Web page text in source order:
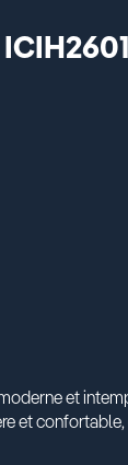
et
et